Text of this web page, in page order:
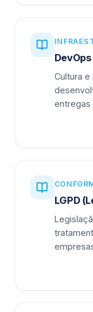
DevOps
Cultura
entregas
LGPD